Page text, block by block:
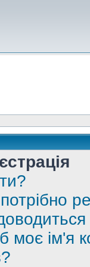
моє ім'я